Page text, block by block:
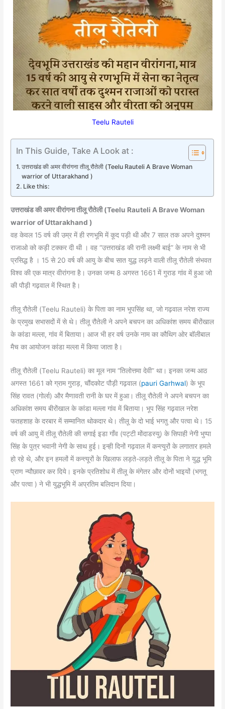
Teelu Rauteli
In This Guide, Take A Look at :
उत्तराखंड की अमर वीरांगना तीलू रौतेली (Teelu Rauteli A Brave Woman
warrior of Uttarakhand )
Like this:
उत्तराखंड की अमर वीरांगना तीलू रौतेली (Teelu Rauteli A Brave Woman
warrior of Uttarakhand )
वह केवल 15 वर्ष की उम्र में ही रणभूमि में कूद पड़ी थी और 7 साल तक अपने दुश्मन
राजाओ को कड़ी टक्कर दी थी । वह “उत्तराखंड की रानी लक्ष्मी बाई” के नाम से भी
प्रसिद्ध है । 15 से 20 वर्ष की आयु के बीच सात युद्ध लड़ने वाली तीलू रौतेली संभवत
विश्व की एक मात्र वीरांगना है। उनका जन्म 8 अगस्त 1661 में गुराड गांव में हुआ जो
की पौड़ी गढ़वाल में स्थित है।
तीलू रौतेली (Teelu Rauteli) के पिता का नाम भूपसिंह था, जो गढ़वाल नरेश राज्य
के प्रमुख सभासदों में से थे। तीलू रौतेली ने अपने बचपन का अधिकांश समय बीरोंखाल
के कांडा मल्ला, गांव में बिताया। आज भी हर वर्ष उनके नाम का कौथिग ओर बॉलीबाल
मैच का आयोजन कांडा मल्ला में किया जाता है।
तीलू रौतेली (Teelu Rauteli) का मूल नाम “तिलोत्तमा देवी” था। इनका जन्म आठ
अगस्त 1661 को ग्राम गुराड़, चौंदकोट पौड़ी गढ़वाल (pauri Garhwal) के भूप
सिंह रावत (गोर्ला) और मैणावती रानी के घर में हुआ। तीलू रौतेली ने अपने बचपन का
अधिकांश समय बीरोंखाल के कांडा मल्ला गांव में बिताया। भूप सिंह गढ़वाल नरेश
फतहशाह के दरबार में सम्मानित थोकदार थे। तीलू के दो भाई भगतु और पत्वा थे। 15
वर्ष की आयु में तीलू रौतेली की सगाई इडा गाँव (पट्टी मोंदाडस्यु) के सिपाही नेगी भुप्पा
सिंह के पुत्र भवानी नेगी के साथ हुई। इन्ही दिनों गढ़वाल में कन्त्यूरों के लगातार हमले
हो रहे थे, और इन हमलों में कन्त्यूरों के खिलाफ लड़ते-लड़ते तीलू के पिता ने युद्ध भूमि
प्राण न्यौछावर कर दिये। इनके प्रतिशोध में तीलू के मंगेतर और दोनों भाइयों (भगतू
और पत्वा ) ने भी युद्धभूमि में अप्रतिम बलिदान दिया।